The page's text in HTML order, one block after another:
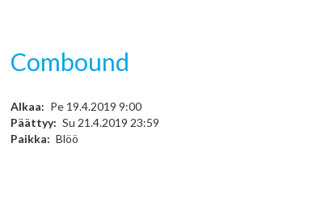
Combound
Alkaa
Pe 19.4.2019 9:00
Päättyy
Su 21.4.2019 23:59
Paikka
Blöö